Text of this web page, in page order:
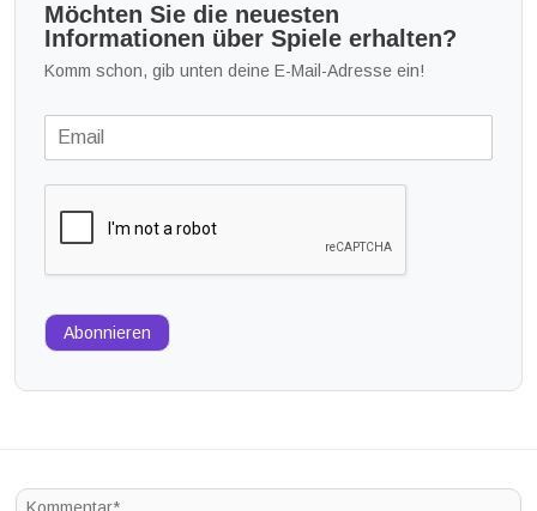
Möchten Sie die neuesten
Informationen über Spiele erhalten?
Komm schon, gib unten deine E-Mail-Adresse ein!
Abonnieren